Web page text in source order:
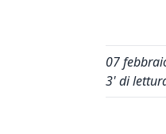
07
3' di